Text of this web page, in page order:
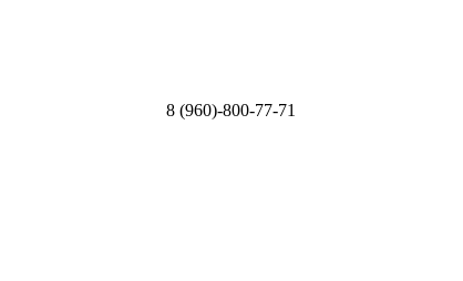
8 (960)-800-77-71